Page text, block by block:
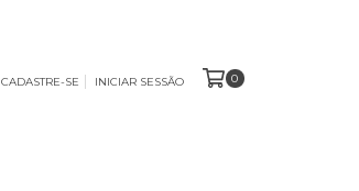
CADASTRE-SE INICIAR SESSÃO 0